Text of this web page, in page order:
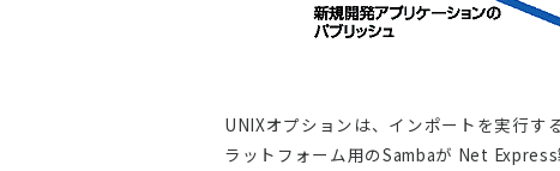
UNIXオプションは、インポートを実行す
ラットフォーム用のSambaが Net